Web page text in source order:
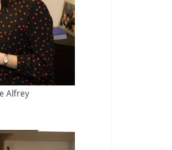
Alfrey